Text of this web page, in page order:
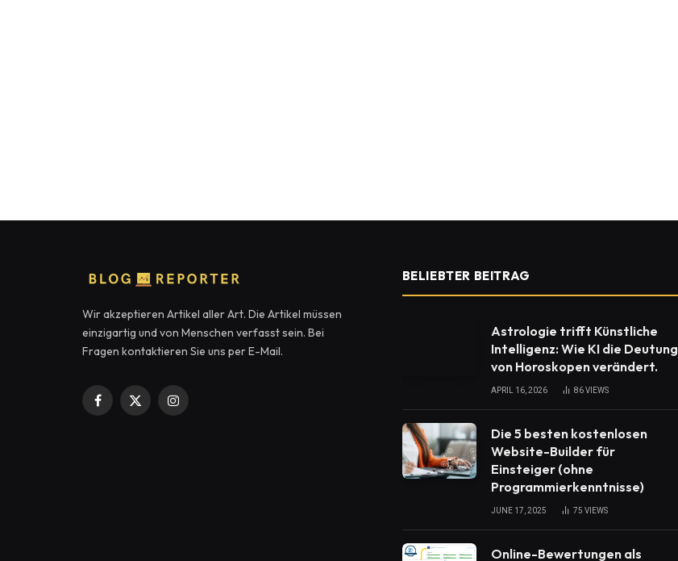
Wir akzeptieren Artikel aller Art. Die Artikel müssen
einzigartig und von Menschen verfasst sein. Bei
Fragen kontaktieren Sie uns per E-Mail.
Facebook
X
Instagram
BELIEBTER BEITRAG
Astrologie trifft Künstliche
Intelligenz: Wie KI die Deutung
von Horoskopen verändert.
APRIL 16, 2026 86VIEWS
Die 5 besten kostenlosen
Website-Builder für
Einsteiger (ohne
Programmierkenntnisse)
JUNE 17, 2025 75 VIEWS
Online-Bewertungen als